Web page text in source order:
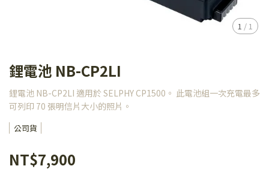
1 / 1
鋰電池 NB-CP2LI
鋰電池 NB-CP2LI 適用於 SELPHY CP1500。 此電池組一次充電最多
可列印 70 張明信片大小的照片。
公司貨
NT$7,900